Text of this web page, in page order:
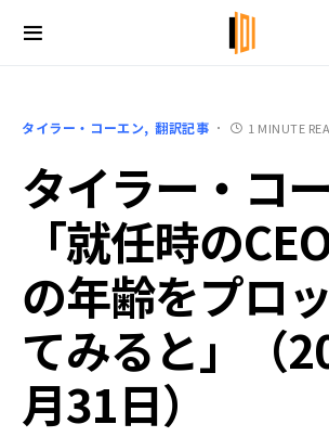
タイラー・コーエン 翻訳記事 1 MINUTE
タイラー・コ
「就任時の
の年齢をプロ
てみると」（
月31日）